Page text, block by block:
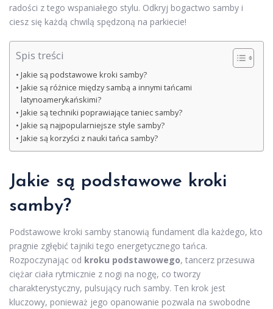
radości z tego wspaniałego stylu. Odkryj bogactwo samby i
ciesz się każdą chwilą spędzoną na parkiecie!
Spis treści
Jakie są podstawowe kroki samby?
Jakie są różnice między sambą a innymi tańcami
latynoamerykańskimi?
Jakie są techniki poprawiające taniec samby?
Jakie są najpopularniejsze style samby?
Jakie są korzyści z nauki tańca samby?
Jakie są podstawowe kroki
samby?
Podstawowe kroki samby stanowią fundament dla każdego, kto
pragnie zgłębić tajniki tego energetycznego tańca.
Rozpoczynając od kroku podstawowego, tancerz przesuwa
ciężar ciała rytmicznie z nogi na nogę, co tworzy
charakterystyczny, pulsujący ruch samby. Ten krok jest
kluczowy, ponieważ jego opanowanie pozwala na swobodne